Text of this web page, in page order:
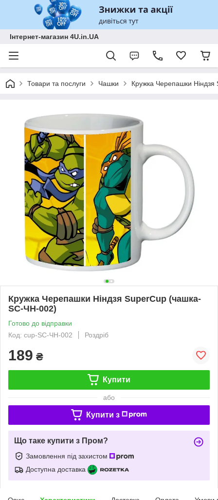
Інтернет-магазин 4U.in.UA
Товари та послуги Чашки Кружка Черепашки
Кружка Черепашки Ніндзя SuperCup (чашка-
SC-ЧН-002)
Готово до відправки
Код: cup-SC-ЧН-002
Роздріб
189 ₴
Купити
або
Купити з
Що таке купити з Пром?
Замовлення під захистом
Доступна доставка